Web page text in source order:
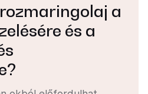
a
és a